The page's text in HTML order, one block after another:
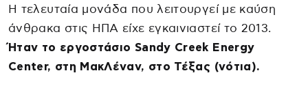
Η τελευταία μονάδα που λειτουργεί με καύση
άνθρακα στις ΗΠΑ είχε εγκαινιαστεί το 2013.
Ήταν το εργοστάσιο Sandy Creek Energy
Center, στη ΜακΛέναν, στο Τέξας (νότια).